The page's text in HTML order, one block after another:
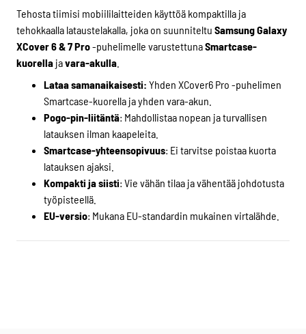
Tehosta tiimisi mobiililaitteiden käyttöä kompaktilla ja
tehokkaalla lataustelakalla, joka on suunniteltu Samsung Galaxy
XCover 6 & 7 Pro-puhelimelle varustettunaSmartcase-
kuorella javara-akulla
Lataa samanaikaisesti: Yhden XCover6 Pro -puhelimen
Smartcase-kuorella ja yhden vara-akun.
Pogo-pin-liitäntä: Mahdollistaa nopean ja turvallisen
latauksen ilman kaapeleita.
Smartcase-yhteensopivuus: Ei tarvitse poistaa kuorta
latauksen ajaksi.
Kompakti ja siisti: Vie vähän tilaa ja vähentää johdotusta
työpisteellä.
EU-versio: Mukana EU-standardin mukainen virtalähde.